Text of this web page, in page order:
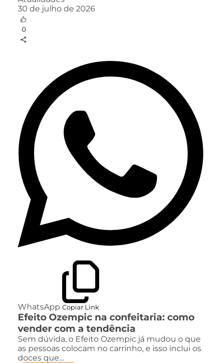
30 de julho de 2026
0
WhatsApp Copiar Link
Efeito Ozempic na confeitaria: como
vender com a tendência
Sem dúvida, o Efeito Ozempic já mudou o que
as pessoas colocam no carrinho, e isso inclui os
doces que…